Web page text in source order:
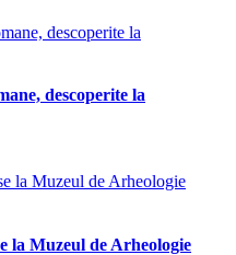
descoperite la
la Muzeul de Arheologie